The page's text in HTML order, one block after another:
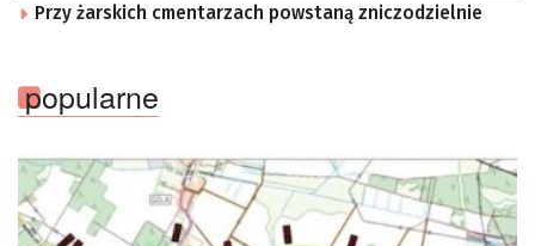
Przy żarskich cmentarzach powstaną zniczodzielnie
popularne